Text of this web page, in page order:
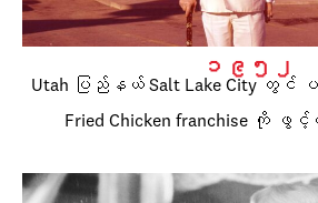
၁၉၅၂
Utah ပြည်နယ် Salt Lake City တွင် ပ
Fried Chicken franchise ကို